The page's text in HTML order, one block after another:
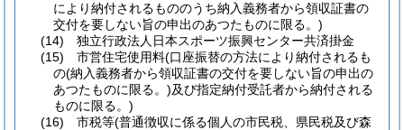
により納付されるもののうち納入義務者から領収証書の
交付を要しない旨の申出のあつたものに限る。)
(14)
独立行政法人日本スポーツ振興センター共済掛金
(15)
市営住宅使用料(口座振替の方法により納付されるも
の(納入義務者から領収証書の交付を要しない旨の申出の
あつたものに限る。)及び指定納付受託者から納付される
ものに限る。)
(16)
市税等(普通徴収に係る個人の市民税、県民税及び森